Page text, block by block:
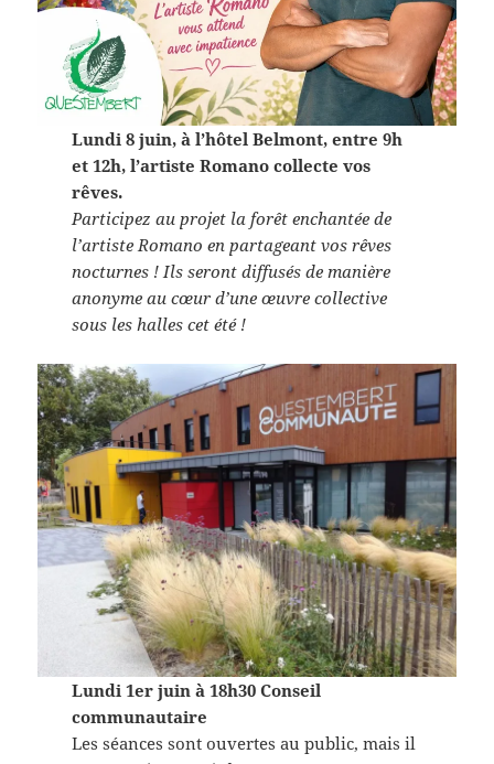
Lundi 8 juin, à l’hôtel Belmont, entre 9h
et 12h, l’artiste Romano collecte vos
rêves.
Participez au projet la forêt enchantée de
l’artiste Romano en partageant vos rêves
nocturnes ! Ils seront diffusés de manière
anonyme au cœur d’une œuvre collective
sous les halles cet été !
Lundi 1er juin à 18h30 Conseil
communautaire
Les séances sont ouvertes au public, mais il